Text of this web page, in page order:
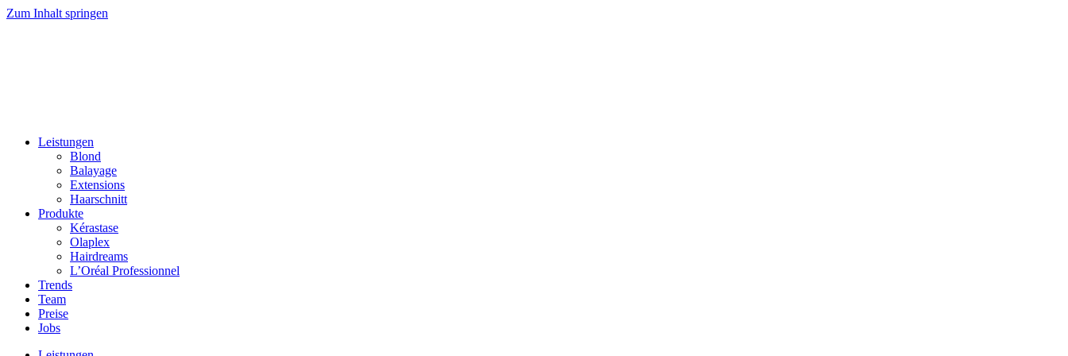
Zum Inhalt springen
Leistungen
Blond
Balayage
Extensions
Haarschnitt
Produkte
Kérastase
Olaplex
Hairdreams
L’Oréal Professionnel
Trends
Team
Preise
Jobs